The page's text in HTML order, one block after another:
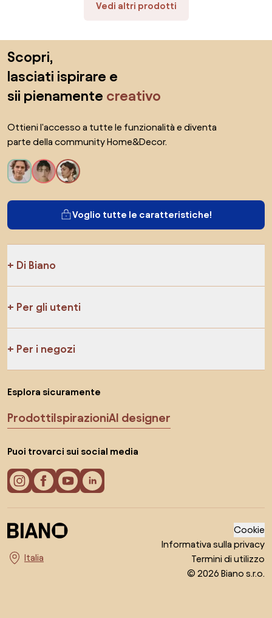
Vedi altri prodotti
Scopri,
lasciati ispirare e
sii pienamente creativo
Ottieni l'accesso a tutte le funzionalità e diventa
parte della community Home&Decor.
Voglio tutte le caratteristiche!
Di Biano
Per gli utenti
Per i negozi
Esplora sicuramente
ProdottiIspirazioniAI designer
Puoi trovarci sui social media
Seleziona il paese
Cookie
Informativa sulla privacy
Termini di utilizzo
© 2026 Biano s.r.o.